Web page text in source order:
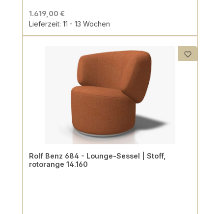
1.619,00 €
Lieferzeit: 11 - 13 Wochen
Rolf Benz 684 - Lounge-Sessel | Stoff,
rotorange 14.160